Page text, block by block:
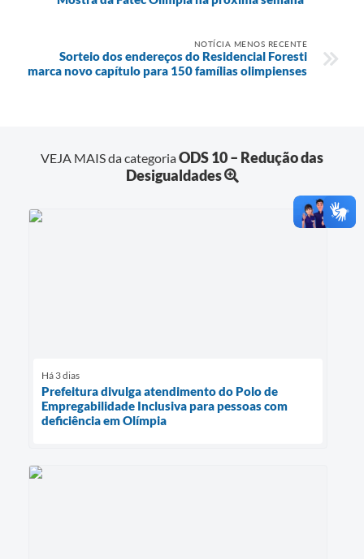
NOTÍCIA MENOS RECENTE
Sorteio dos endereços do Residencial Foresti
marca novo capítulo para 150 famílias olimpienses
VEJA MAIS da categoriaODS 10 – Redução das
Desigualdades
Há 3 dias
Prefeitura divulga atendimento do Polo de
Empregabilidade Inclusiva para pessoas com
deficiência em Olímpia